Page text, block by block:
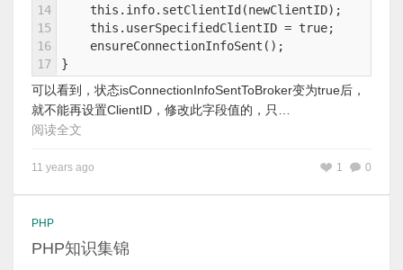
14
15
16
17
this.info.setClientId(newClientID);
this.userSpecifiedClientID = true;
ensureConnectionInfoSent();
}
可以看到，状态isConnectionInfoSentToBroker变为true后，
就不能再设置ClientID，修改此字段值的，只…
阅读全文
11 years ago 0
1
PHP
PHP知识集锦